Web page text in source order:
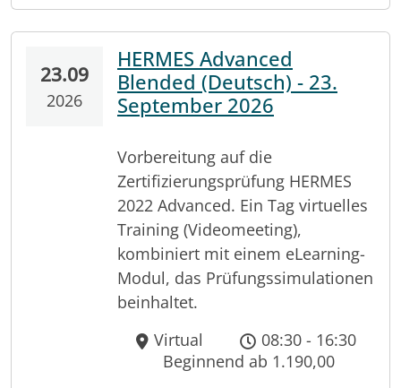
23.09
2026
HERMES Advanced
Blended (Deutsch) - 23.
September 2026
Vorbereitung auf die
Zertifizierungsprüfung HERMES
2022 Advanced. Ein Tag virtuelles
Training (Videomeeting),
kombiniert mit einem eLearning-
Modul, das Prüfungssimulationen
beinhaltet.
Virtual
08:30 - 16:30
Beginnend ab 1.190,00